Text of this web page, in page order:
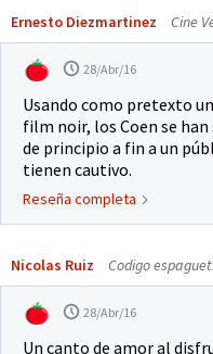
Ernesto Diezmartinez Cine
28/Abr/16
Usando como pretexto
film noir, los Coen se
de principio a fin a un
tienen cautivo.
Reseña completa
Nicolas Ruiz Codigo
28/Abr/16
Un canto de amor al